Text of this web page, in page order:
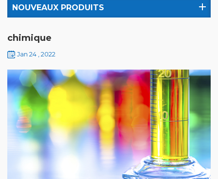
NOUVEAUX PRODUITS
chimique
Jan 24 , 2022